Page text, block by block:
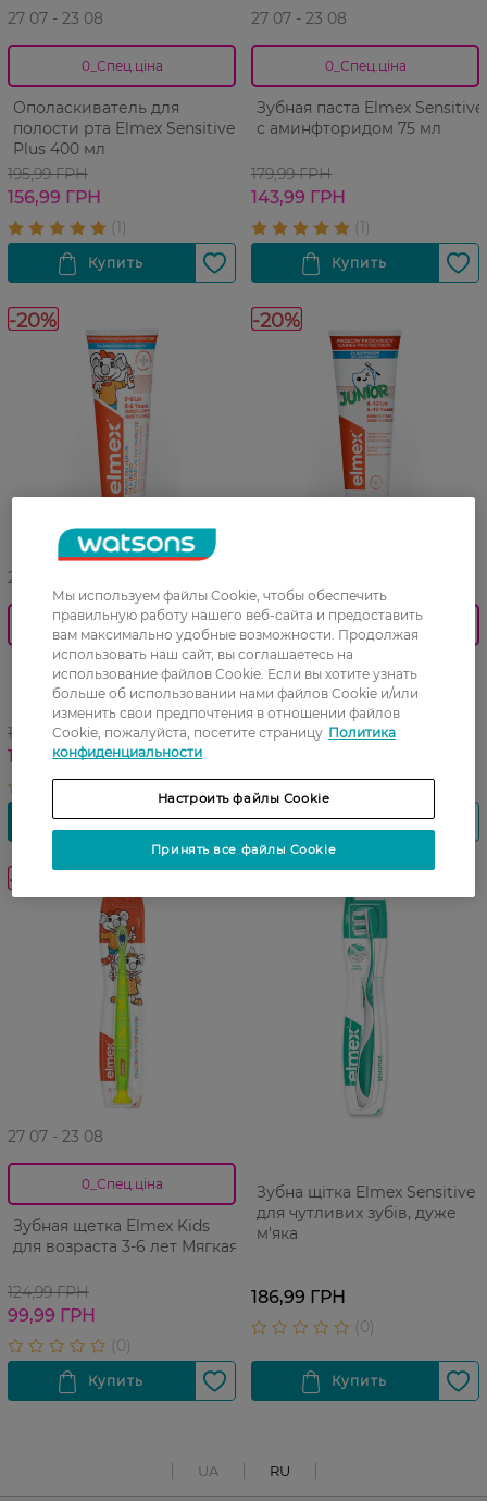
27 07 - 23 08
0_Спец.ціна
Ополаскиватель для
полости рта Elmex Sensitive
Plus 400 мл
195,99 ГРН
156,99 ГРН
27 07 - 23 08
0_Спец.ціна
Зубная паста Elmex Sensitive
с аминфторидом 75 мл
179,99 ГРН
143,99 ГРН
-20%
27 07 - 23 08
0_Спец.ціна
Зубная паста Elmex для
детей от 0 до 6 лет 50 мл
178,99 ГРН
142,99 ГРН
-20%
0_Спец.ціна
Зубная паста Elmex Junior
для детей 6-12 лет, от
кариеса 75 мл
182,99 ГРН
-20%
27 07 - 23 08
0_Спец.ціна
Зубная щетка Elmex Kids
для возраста 3-6 лет Мягкая
124,99 ГРН
99,99 ГРН
Зубна щітка Elmex Sensitive
для чутливих зубів, дуже
м'яка
186,99 ГРН
UA RU
Мы используем файлы Cookie, чтобы обеспечить
правильную работу нашего веб-сайта и предоставить
вам максимально удобные возможности. Продолжая
использовать наш сайт, вы соглашаетесь на
использование файлов Cookie. Если вы хотите узнать
больше об использовании нами файлов Cookie и/или
изменить свои предпочтения в отношении файлов
Cookie, пожалуйста, посетите страницу Политика
конфиденциальности
Настроить файлы Cookie
Принять все файлы Cookie